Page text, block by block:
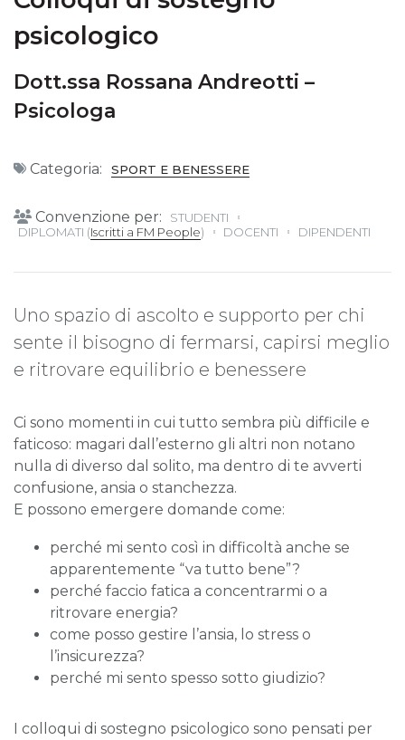
psicologico
Dott.ssa Rossana Andreotti –
Psicologa
Categoria: SPORT E BENESSERE
Convenzione per:
STUDENTI
DIPLOMATI (Iscritti a FM People) DOCENTI DIPENDENTI
Uno spazio di ascolto e supporto per chi
sente il bisogno di fermarsi, capirsi meglio
e ritrovare equilibrio e benessere
Ci sono momenti in cui tutto sembra più difficile e
faticoso: magari dall’esterno gli altri non notano
nulla di diverso dal solito, ma dentro di te avverti
confusione, ansia o stanchezza.
E possono emergere domande come:
perché mi sento così in difficoltà anche se
apparentemente “va tutto bene”?
perché faccio fatica a concentrarmi o a
ritrovare energia?
come posso gestire l’ansia, lo stress o
l’insicurezza?
perché mi sento spesso sotto giudizio?
I colloqui di sostegno psicologico sono pensati per